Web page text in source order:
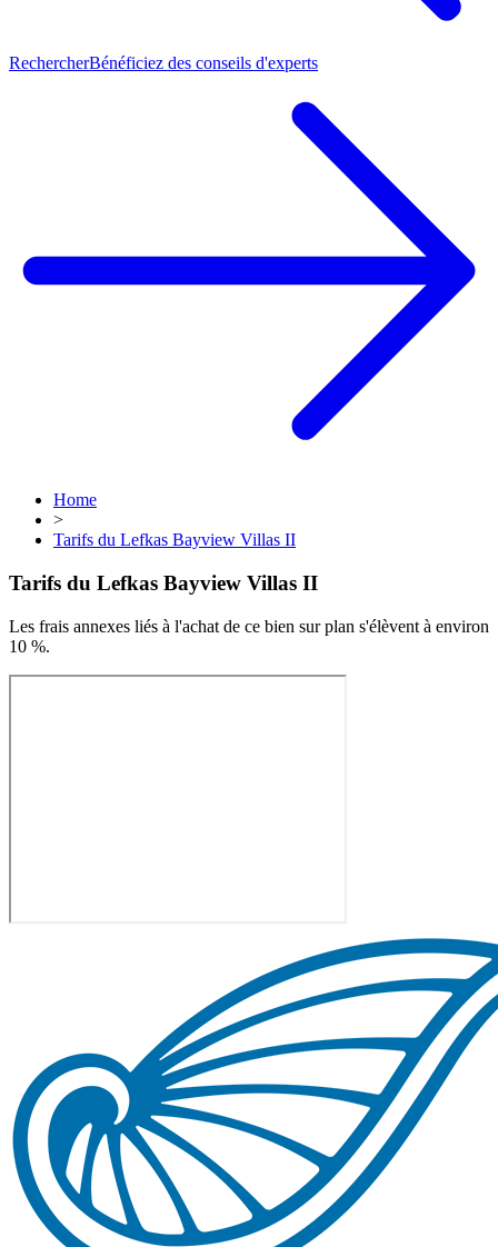
RechercherBénéficiez des conseils d'experts
Home
>
Tarifs du Lefkas Bayview Villas II
Tarifs du Lefkas Bayview Villas II
Les frais annexes liés à l'achat de ce bien sur plan s'élèvent à environ
10 %.